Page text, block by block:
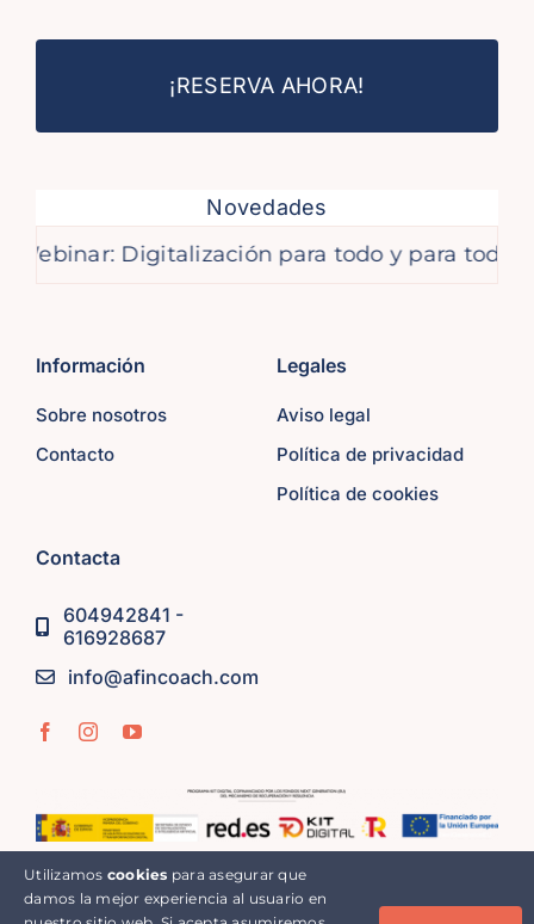
¡RESERVA AHORA!
Novedades
Digitalización para todo y para tod@s
Información
Sobre nosotros
Contacto
Legales
Aviso legal
Política de privacidad
Política de cookies
Contacta
604942841 -
616928687
info@afincoach.com
© Copyright 2016 | Afincoach | Todos los derechos
reservados
Utilizamos cookies para asegurar que
damos la mejor experiencia al usuario en